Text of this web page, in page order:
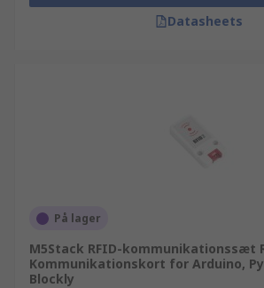
Datasheets
På lager
M5Stack RFID-kommunikationssæt
Kommunikationskort for Arduino,
Blockly